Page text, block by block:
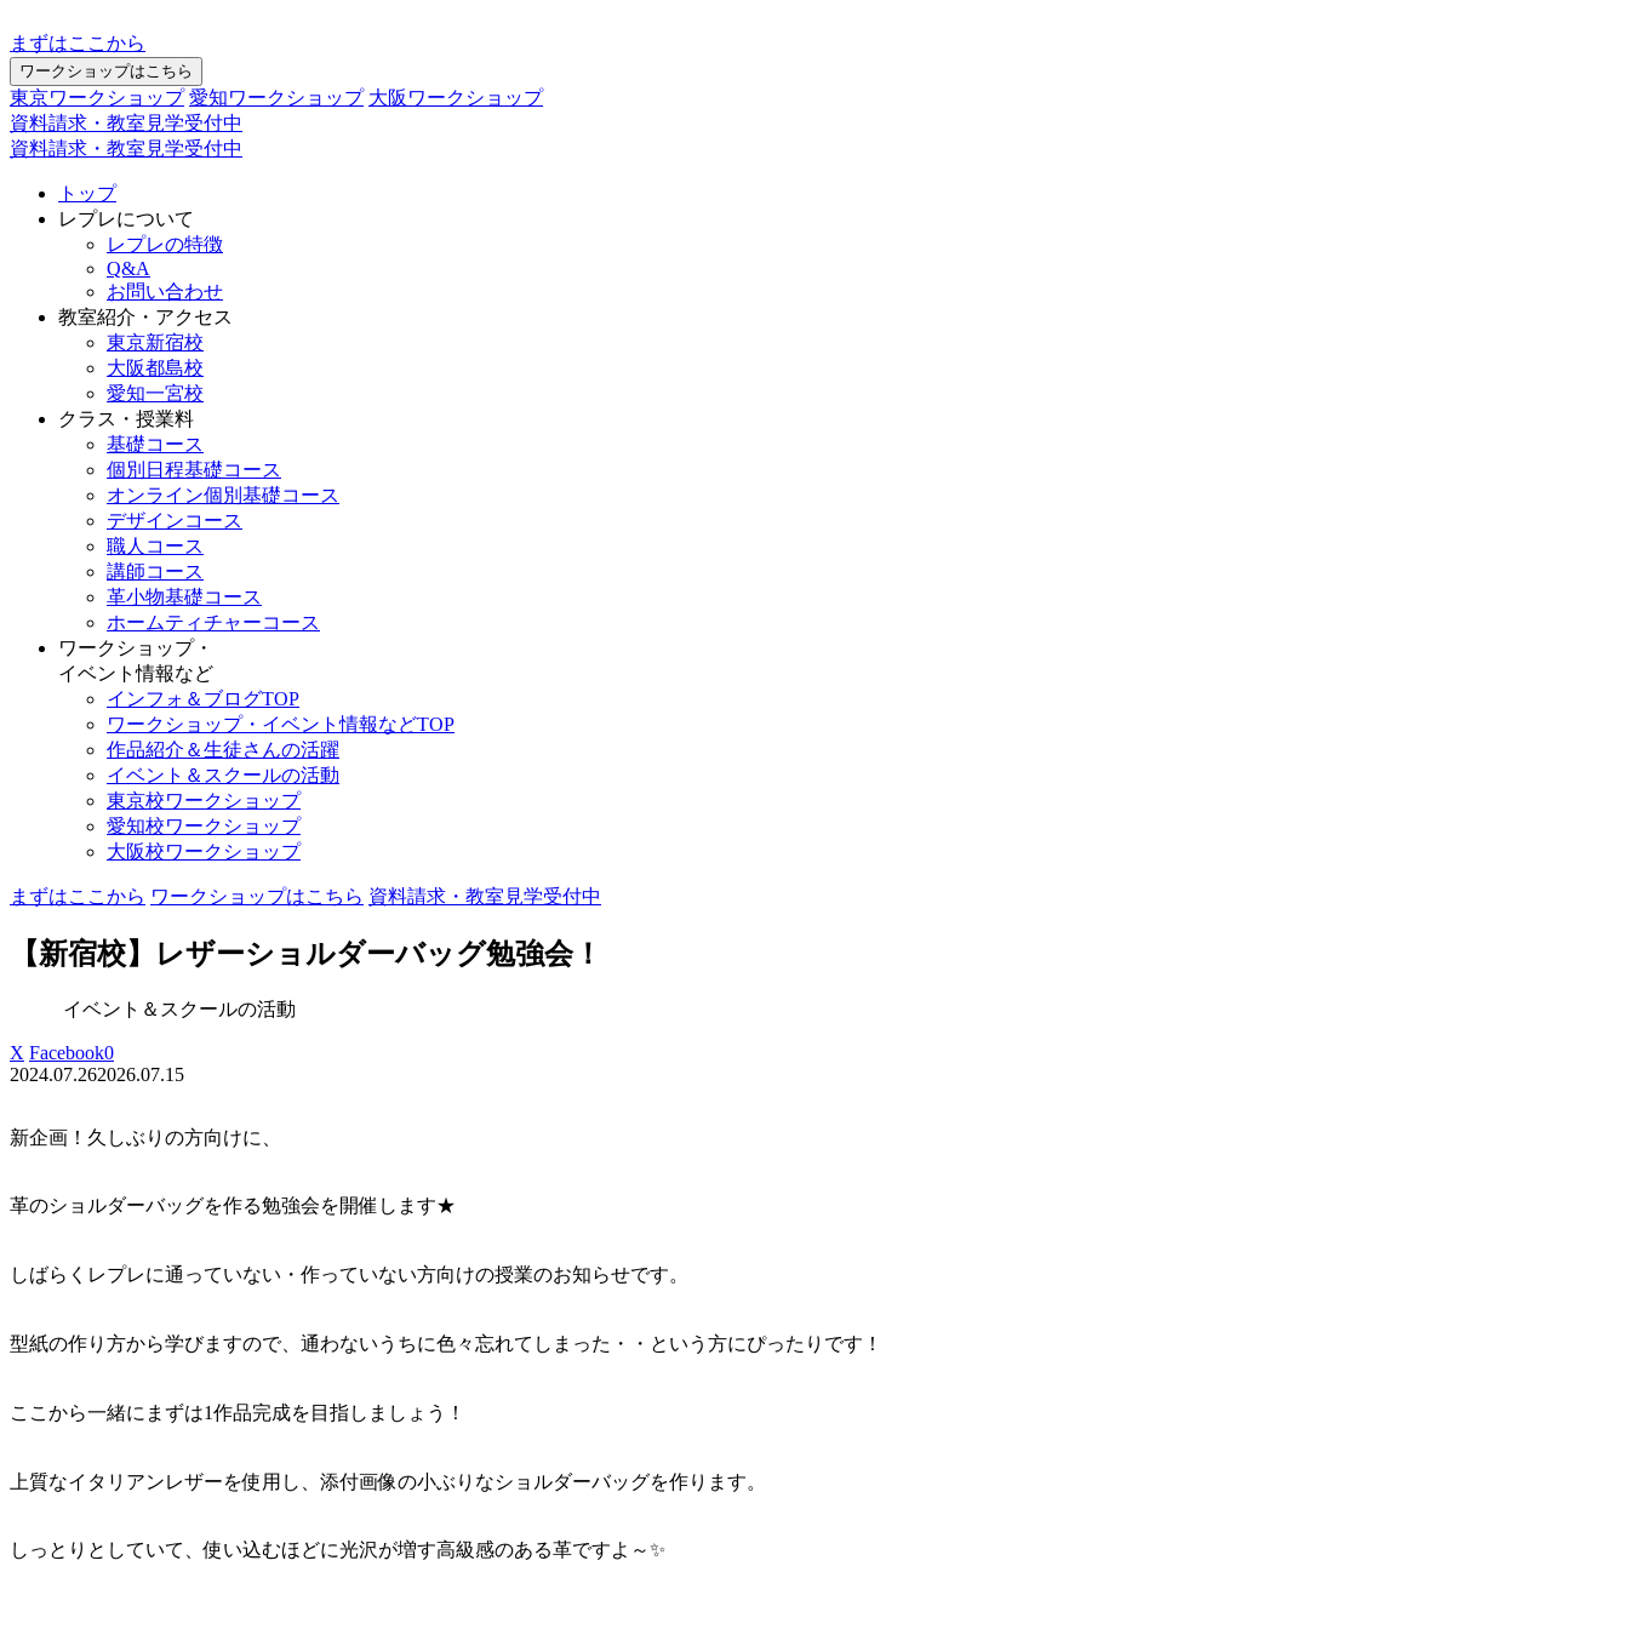
まずはここから
ワークショップはこちら
東京ワークショップ 愛知ワークショップ 大阪ワークショップ
資料請求・教室見学受付中
資料請求・教室見学受付中
トップ
レプレについて
レプレの特徴
Q&A
お問い合わせ
教室紹介・アクセス
東京新宿校
大阪都島校
愛知一宮校
クラス・授業料
基礎コース
個別日程基礎コース
オンライン個別基礎コース
デザインコース
職人コース
講師コース
革小物基礎コース
ホームティチャーコース
ワークショップ・
イベント情報など
インフォ＆ブログTOP
ワークショップ・イベント情報などTOP
作品紹介＆生徒さんの活躍
イベント＆スクールの活動
東京校ワークショップ
愛知校ワークショップ
大阪校ワークショップ
まずはここから ワークショップはこちら 資料請求・教室見学受付中
【新宿校】レザーショルダーバッグ勉強会！
イベント＆スクールの活動
X Facebook0
2024.07.262026.07.15
新企画！久しぶりの方向けに、
革のショルダーバッグを作る勉強会を開催します★
しばらくレプレに通っていない・作っていない方向けの授業のお知らせです。
型紙の作り方から学びますので、通わないうちに色々忘れてしまった・・という方にぴったりです！
ここから一緒にまずは1作品完成を目指しましょう！
上質なイタリアンレザーを使用し、添付画像の小ぶりなショルダーバッグを作ります。
しっとりとしていて、使い込むほどに光沢が増す高級感のある革ですよ～✨